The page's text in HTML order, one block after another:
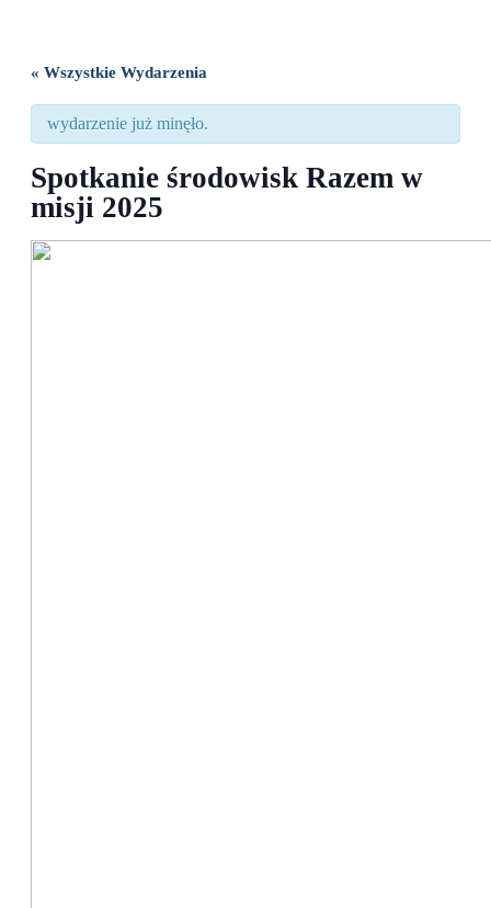
« Wszystkie Wydarzenia
wydarzenie już minęło.
Spotkanie środowisk Razem w
misji 2025